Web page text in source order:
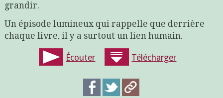
grandir.
Un épisode lumineux qui rappelle que derrière
chaque livre, il y a surtout un lien humain.
Écouter Télécharger